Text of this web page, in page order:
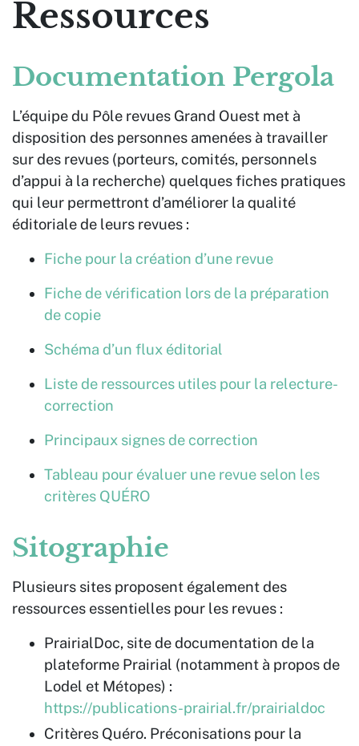
Ressources
Documentation Pergola
L’équipe du Pôle revues Grand Ouest met à
disposition des personnes amenées à travailler
sur des revues (porteurs, comités, personnels
d’appui à la recherche) quelques fiches pratiques
qui leur permettront d’améliorer la qualité
éditoriale de leurs revues :
Fiche pour la création d’une revue
Fiche de vérification lors de la préparation
de copie
Schéma d’un flux éditorial
Liste de ressources utiles pour la relecture-
correction
Principaux signes de correction
Tableau pour évaluer une revue selon les
critères QUÉRO
Sitographie
Plusieurs sites proposent également des
ressources essentielles pour les revues :
PrairialDoc, site de documentation de la
plateforme Prairial (notamment à propos de
Lodel et Métopes) :
https://publications-prairial.fr/prairialdoc
Critères Quéro. Préconisations pour la